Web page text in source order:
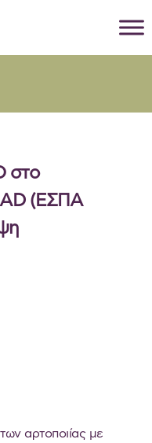
στο
(ΕΣΠΑ
αρτοποιίας με